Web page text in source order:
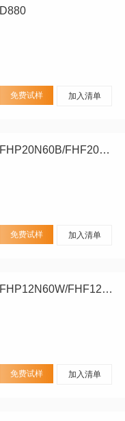
D880
免费试样 加入清单
FHP20N60B/FHF20N60B/FHA20N60B
免费试样 加入清单
FHP12N60W/FHF12N60W
免费试样 加入清单